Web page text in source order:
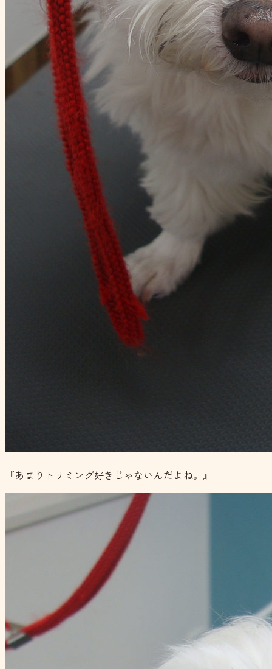
『あまりトリミング好きじゃないんだよね。』